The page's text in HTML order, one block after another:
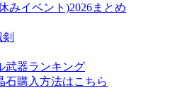
みイベント)2026まとめ
武器ランキング
石購入方法はこちら